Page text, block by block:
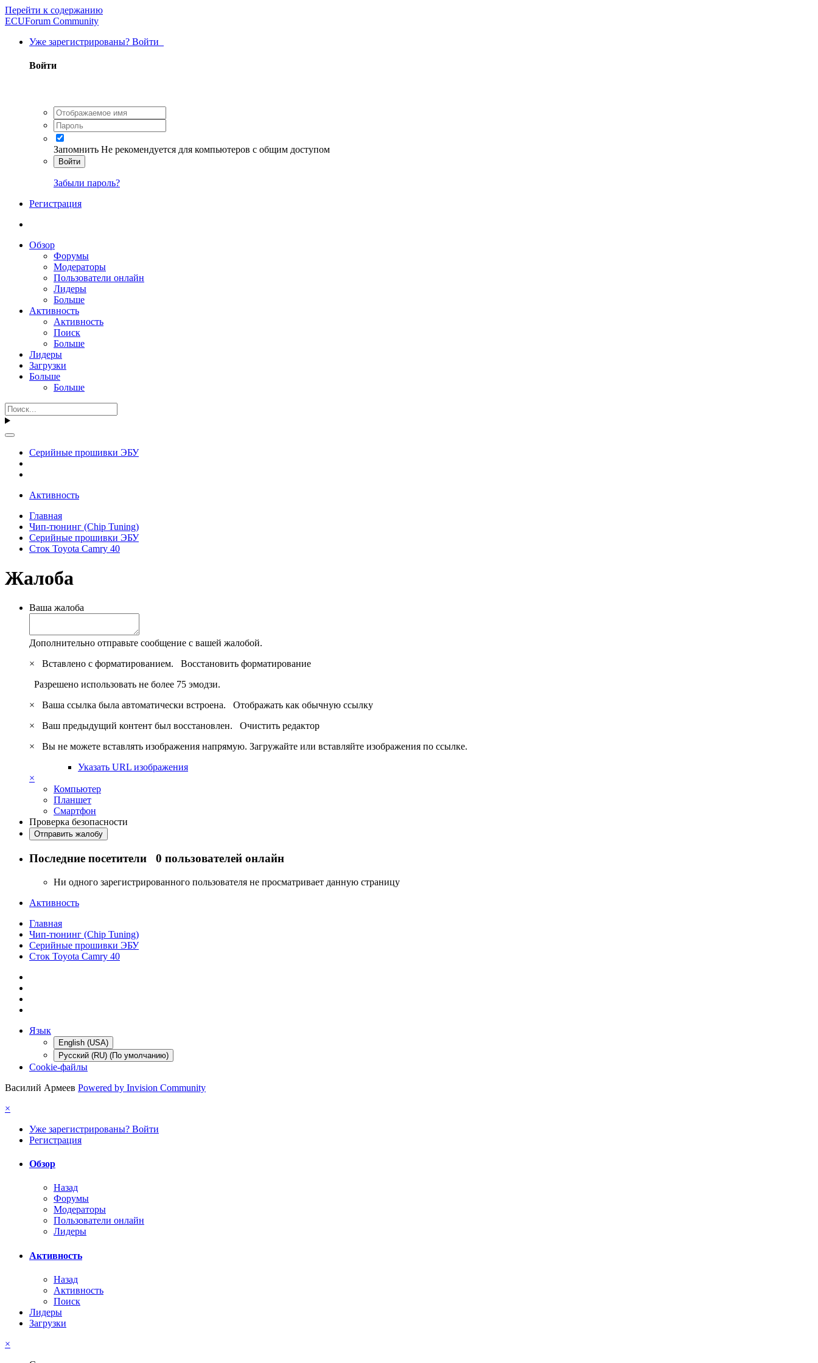
Перейти к содержанию
ECUForum Community
Уже зарегистрированы? Войти
Войти
Запомнить Не рекомендуется для компьютеров с общим доступом
Войти
Забыли пароль?
Регистрация
Обзор
Форумы
Модераторы
Пользователи онлайн
Лидеры
Больше
Активность
Активность
Поиск
Больше
Лидеры
Загрузки
Больше
Больше
Серийные прошивки ЭБУ
Активность
Главная
Чип-тюнинг (Chip Tuning)
Серийные прошивки ЭБУ
Сток Toyota Camry 40
Жалоба
Ваша жалоба
Дополнительно отправьте сообщение с вашей жалобой.
×
Вставлено с форматированием. Восстановить форматирование
Разрешено использовать не более 75 эмодзи.
×
Ваша ссылка была автоматически встроена. Отображать как обычную ссылку
×
Ваш предыдущий контент был восстановлен. Очистить редактор
×
Вы не можете вставлять изображения напрямую. Загружайте или вставляйте изображения по ссылке.
Указать URL изображения
×
Компьютер
Планшет
Смартфон
Проверка безопасности
Отправить жалобу
Последние посетители 0 пользователей онлайн
Ни одного зарегистрированного пользователя не просматривает данную страницу
Активность
Главная
Чип-тюнинг (Chip Tuning)
Серийные прошивки ЭБУ
Сток Toyota Camry 40
Язык
English (USA)
Русский (RU) (По умолчанию)
Cookie-файлы
Василий Армеев Powered by Invision Community
×
Уже зарегистрированы? Войти
Регистрация
Обзор
Назад
Форумы
Модераторы
Пользователи онлайн
Лидеры
Активность
Назад
Активность
Поиск
Лидеры
Загрузки
×